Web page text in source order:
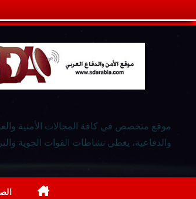
موقع متخصص في كافة المجالات الأمنية
والدفاعية، يغطي نشاطات القوات الجوية